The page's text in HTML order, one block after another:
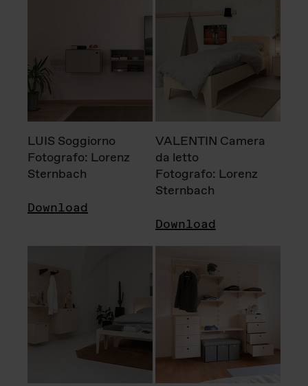
LUIS Soggiorno
Fotografo: Lorenz
Sternbach
Download
VALENTIN Camera
da letto
Fotografo: Lorenz
Sternbach
Download